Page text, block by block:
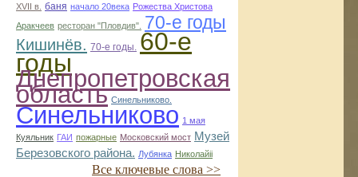
XVII в. баня начало 20века Рожества Христова
Аракчеев ресторан "Пловдив". 70-е годы
Кишинёв. 70-е годы. 60-е
годы
Днепропетровская
область Синельниково.
Синельниково 1 мая
Куяльник ГАИ пожарные Московский мост Музей
Березовского района. Лубянка Николайii
Все ключевые слова >>